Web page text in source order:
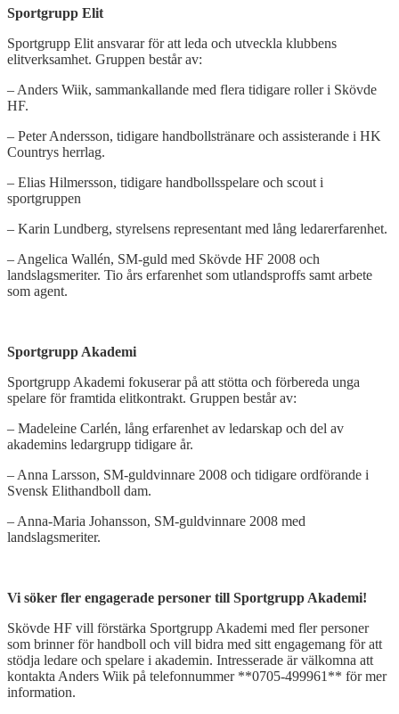
Sportgrupp Elit
Sportgrupp Elit ansvarar för att leda och utveckla klubbens
elitverksamhet. Gruppen består av:
– Anders Wiik, sammankallande med flera tidigare roller i Skövde
HF.
– Peter Andersson, tidigare handbollstränare och assisterande i HK
Countrys herrlag.
– Elias Hilmersson, tidigare handbollsspelare och scout i
sportgruppen
– Karin Lundberg, styrelsens representant med lång ledarerfarenhet.
– Angelica Wallén, SM-guld med Skövde HF 2008 och
landslagsmeriter. Tio års erfarenhet som utlandsproffs samt arbete
som agent.
Sportgrupp Akademi
Sportgrupp Akademi fokuserar på att stötta och förbereda unga
spelare för framtida elitkontrakt. Gruppen består av:
– Madeleine Carlén, lång erfarenhet av ledarskap och del av
akademins ledargrupp tidigare år.
– Anna Larsson, SM-guldvinnare 2008 och tidigare ordförande i
Svensk Elithandboll dam.
– Anna-Maria Johansson, SM-guldvinnare 2008 med
landslagsmeriter.
Vi söker fler engagerade personer till Sportgrupp Akademi!
Skövde HF vill förstärka Sportgrupp Akademi med fler personer
som brinner för handboll och vill bidra med sitt engagemang för att
stödja ledare och spelare i akademin. Intresserade är välkomna att
kontakta Anders Wiik på telefonnummer **0705-499961** för mer
information.